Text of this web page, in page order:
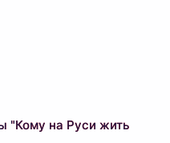
"Кому на Руси жить